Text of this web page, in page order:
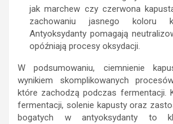
jak marchew czy czerwona
zachowaniu jasnego koloru
Antyoksydanty pomagają
opóźniają procesy oksydacji.
W podsumowaniu, ciemnienie
wynikiem skomplikowanych
które zachodzą podczas fermentacji.
fermentacji, solenie kapusty oraz
bogatych w antyoksydanty to